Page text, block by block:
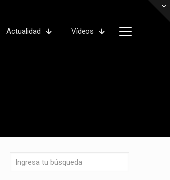
Actualidad Vídeos